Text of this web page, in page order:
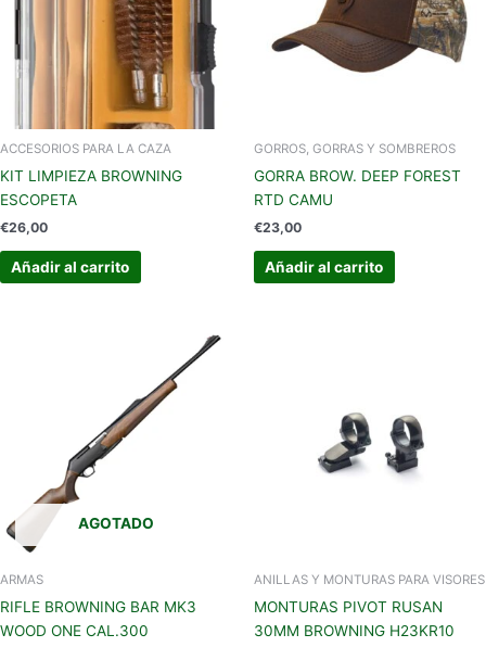
ACCESORIOS PARA LA CAZA
KIT LIMPIEZA BROWNING
ESCOPETA
€26,00
Añadir al carrito
GORROS, GORRAS Y SOMBREROS
GORRA BROW. DEEP FOREST
RTD CAMU
€23,00
Añadir al carrito
AGOTADO
ARMAS
RIFLE BROWNING BAR MK3
WOOD ONE CAL.300
ANILLAS Y MONTURAS PARA VISORES
MONTURAS PIVOT RUSAN
30MM BROWNING H23KR10